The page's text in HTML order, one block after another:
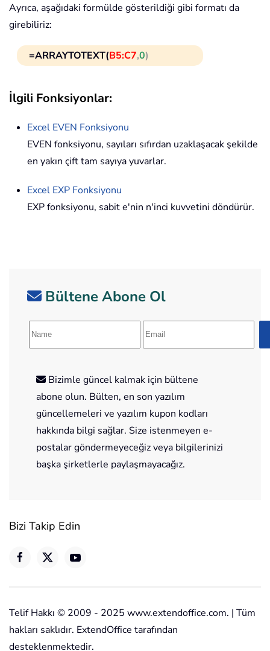
Ayrıca, aşağıdaki formülde gösterildiği gibi formatı da
girebiliriz:
=ARRAYTOTEXT(B5:C7,0)
İlgili Fonksiyonlar:
Excel EVEN Fonksiyonu
EVEN fonksiyonu, sayıları sıfırdan uzaklaşacak şekilde
en yakın çift tam sayıya yuvarlar.
Excel EXP Fonksiyonu
EXP fonksiyonu, sabit e'nin n'inci kuvvetini döndürür.
Bültene Abone Ol
Bizimle güncel kalmak için bültene
abone olun. Bülten, en son yazılım
güncellemeleri ve yazılım kupon kodları
hakkında bilgi sağlar. Size istenmeyen e-
postalar göndermeyeceğiz veya bilgilerinizi
başka şirketlerle paylaşmayacağız.
Bizi Takip Edin
Telif Hakkı © 2009 - 2025 www.extendoffice.com. | Tüm
hakları saklıdır. ExtendOffice tarafından
desteklenmektedir.